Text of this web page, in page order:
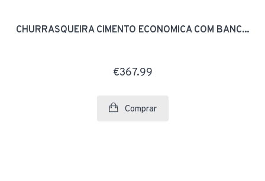
CHURRASQUEIRA CIMENTO ECONOMICA COM BANC...
€367.99
Comprar